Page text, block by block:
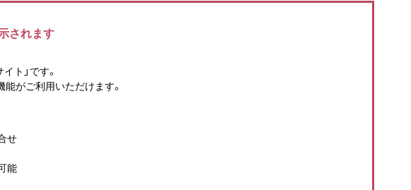
されます
ト」です。
能がご利用いただけます。
せ
能